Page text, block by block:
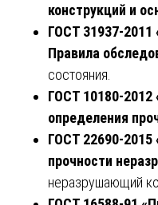
конструкций и
ГОСТ 31937-2011
Правила
состояния.
ГОСТ 10180-
определения
ГОСТ 22690-
прочности
неразрушающий